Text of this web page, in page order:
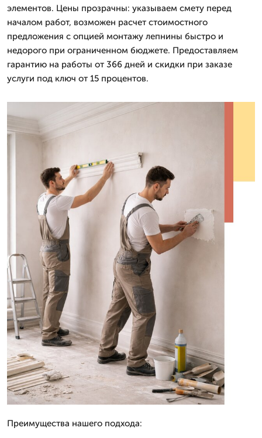
элементов. Цены прозрачны: указываем смету перед
началом работ, возможен расчет стоимостного
предложения с опцией монтажу лепнины быстро и
недорого при ограниченном бюджете. Предоставляем
гарантию на работы от 366 дней и скидки при заказе
услуги под ключ от 15 процентов.
Преимущества нашего подхода: